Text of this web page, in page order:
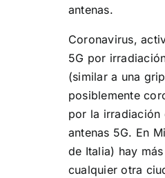
antenas.
Coronavirus,
5G por
(similar a una
posiblemente
por la irradiación
antenas 5G. En
de Italia) hay
cualquier otra